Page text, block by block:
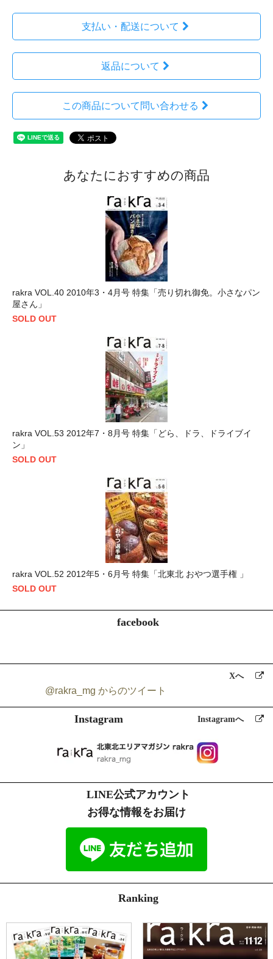
支払い・配送について
返品について
この商品について問い合わせる
あなたにおすすめの商品
rakra VOL.40 2010年3・4月号 特集「売り切れ御免。小さなパン
屋さん」
SOLD OUT
rakra VOL.53 2012年7・8月号 特集「どら、ドラ、ドライブイ
ン」
SOLD OUT
rakra VOL.52 2012年5・6月号 特集「北東北 おやつ選手権 」
SOLD OUT
facebook
Xへ
@rakra_mg からのツイート
Instagram Instagramへ
LINE公式アカウント
お得な情報をお届け
Ranking